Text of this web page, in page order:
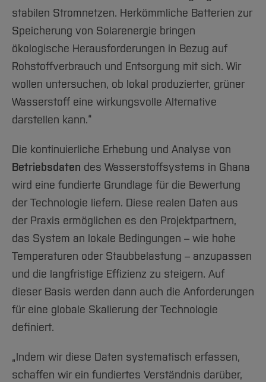
stabilen Stromnetzen. Herkömmliche Batterien zur
Speicherung von Solarenergie bringen
ökologische Herausforderungen in Bezug auf
Rohstoffverbrauch und Entsorgung mit sich. Wir
wollen untersuchen, ob lokal produzierter, grüner
Wasserstoff eine wirkungsvolle Alternative
darstellen kann.“
Die kontinuierliche Erhebung und Analyse von
Betriebsdaten des Wasserstoffsystems in Ghana
wird eine fundierte Grundlage für die Bewertung
der Technologie liefern. Diese realen Daten aus
der Praxis ermöglichen es den Projektpartnern,
das System an lokale Bedingungen – wie hohe
Temperaturen oder Staubbelastung – anzupassen
und die langfristige Effizienz zu steigern. Auf
dieser Basis werden dann auch die Anforderungen
für eine globale Skalierung der Technologie
definiert.
„Indem wir diese Daten systematisch erfassen,
schaffen wir ein fundiertes Verständnis darüber,